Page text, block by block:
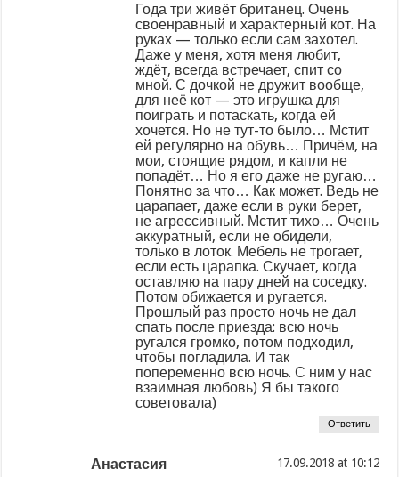
Года три живёт британец. Очень
своенравный и характерный кот. На
руках — только если сам захотел.
Даже у меня, хотя меня любит,
ждёт, всегда встречает, спит со
мной. С дочкой не дружит вообще,
для неё кот — это игрушка для
поиграть и потаскать, когда ей
хочется. Но не тут-то было… Мстит
ей регулярно на обувь… Причём, на
мои, стоящие рядом, и капли не
попадёт… Но я его даже не ругаю…
Понятно за что… Как может. Ведь не
царапает, даже если в руки берет,
не агрессивный. Мстит тихо… Очень
аккуратный, если не обидели,
только в лоток. Мебель не трогает,
если есть царапка. Скучает, когда
оставляю на пару дней на соседку.
Потом обижается и ругается.
Прошлый раз просто ночь не дал
спать после приезда: всю ночь
ругался громко, потом подходил,
чтобы погладила. И так
попеременно всю ночь. С ним у нас
взаимная любовь) Я бы такого
советовала)
Ответить
Анастасия at